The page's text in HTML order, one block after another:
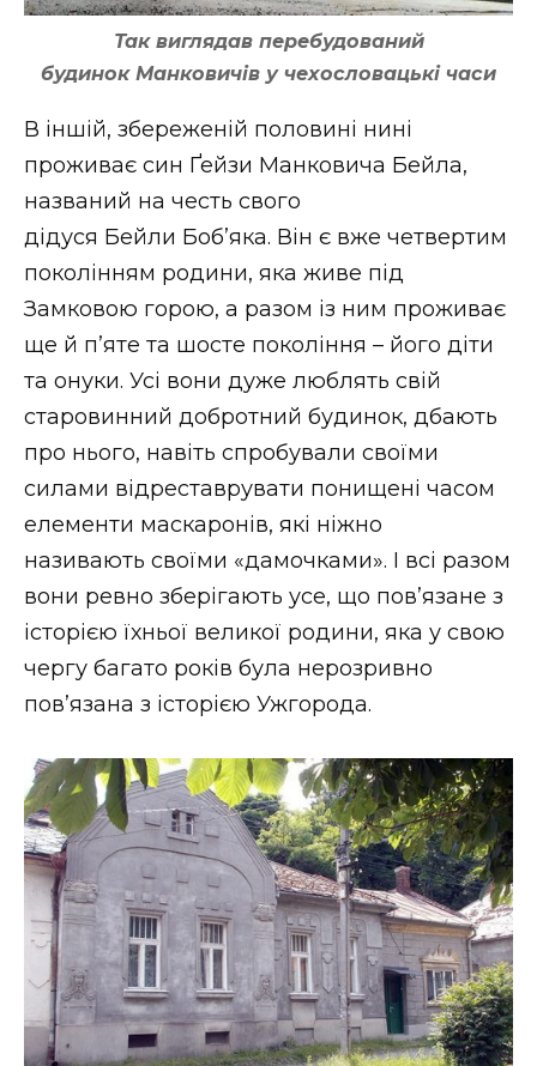
Так виглядав перебудований
будинок Манковичів у чехословацькі часи
В іншій, збереженій половині нині
проживає син Ґейзи Манковича Бейла,
названий на честь свого
дідуся Бейли Боб’яка. Він є вже четвертим
поколінням родини, яка живе під
Замковою горою, а разом із ним проживає
ще й п’яте та шосте покоління – його діти
та онуки. Усі вони дуже люблять свій
старовинний добротний будинок, дбають
про нього, навіть спробували своїми
силами відреставрувати понищені часом
елементи маскаронів, які ніжно
називають своїми «дамочками». І всі разом
вони ревно зберігають усе, що пов’язане з
історією їхньої великої родини, яка у свою
чергу багато років була нерозривно
пов’язана з історією Ужгорода.